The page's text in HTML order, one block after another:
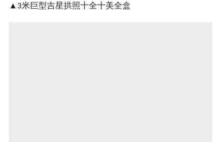
▲ 3米巨型吉星拱照十全十美全盒